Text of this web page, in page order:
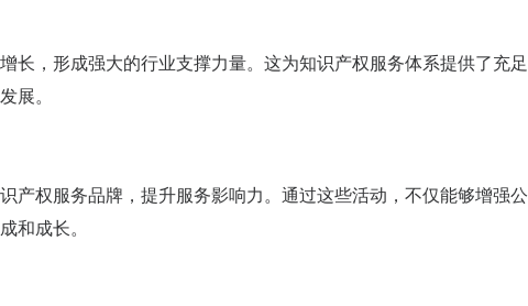
长，形成强大的行业支撑力量。这为知识产权服务体系提供了充足
展。
产权服务品牌，提升服务影响力。通过这些活动，不仅能够增强公
和成长。